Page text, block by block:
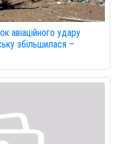
авіаційного удару
збільшилася –